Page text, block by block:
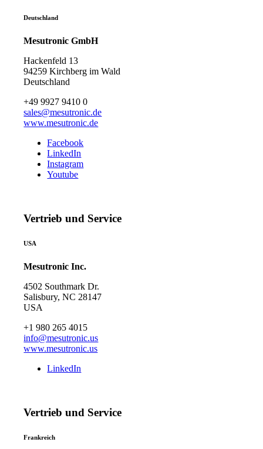
Deutschland
Mesutronic GmbH
Hackenfeld 13
94259 Kirchberg im Wald
Deutschland
+49 9927 9410 0
sales@mesutronic.de
www.mesutronic.de
Facebook
LinkedIn
Instagram
Youtube
Vertrieb und Service
USA
Mesutronic Inc.
4502 Southmark Dr.
Salisbury, NC 28147
USA
+1 980 265 4015
info@mesutronic.us
www.mesutronic.us
LinkedIn
Vertrieb und Service
Frankreich